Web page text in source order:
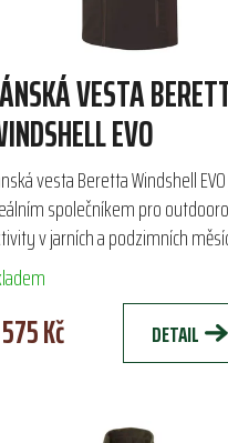
VESTA
EVO
vesta Beretta Windshell
společníkem pro
v jarních a podzimních
z lehkého a prodyšného
s hydrofobní...
Kč DETAIL